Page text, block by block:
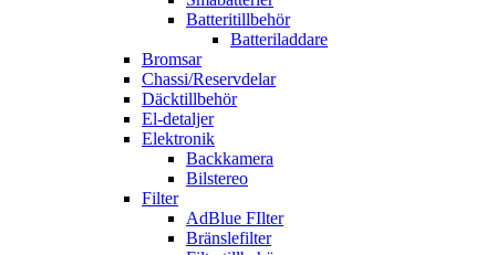
Batteritillbehör
Batteriladdare
Bromsar
Chassi/Reservdelar
Däcktillbehör
El-detaljer
Elektronik
Backkamera
Bilstereo
Filter
AdBlue FIlter
Bränslefilter